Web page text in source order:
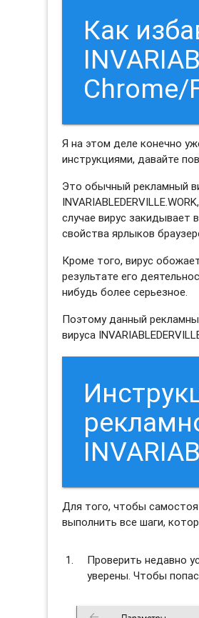
Как
Chrome/
Я на этом деле конечно
инструкциями, давайте
Это обычный рекламный
случае вирус закидывает
свойства ярлыков
Кроме того, вирус
результате его
нибудь более серьезное.
Поэтому данный
вируса
Для того, чтобы
выполнить все шаги,
Проверить недавно
уверены. Чтобы